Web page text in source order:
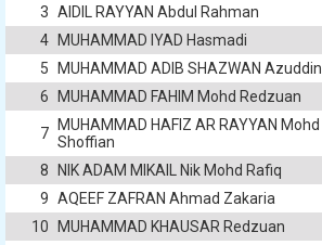
3 AIDIL RAYYAN Abdul Rahman
4
MUHAMMAD IYAD Hasmadi
5
MUHAMMAD ADIB SHAZWAN Azuddin
6
MUHAMMAD FAHIM Mohd Redzuan
7
MUHAMMAD HAFIZ AR RAYYAN Mohd
Shoffian
8 NIK ADAM MIKAIL Nik Mohd Rafiq
9 AQEEF ZAFRAN Ahmad Zakaria
10
MUHAMMAD KHAUSAR Redzuan